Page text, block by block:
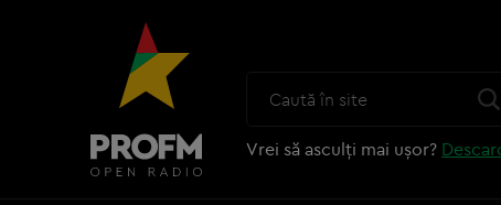
Vrei să asculți mai ușor?